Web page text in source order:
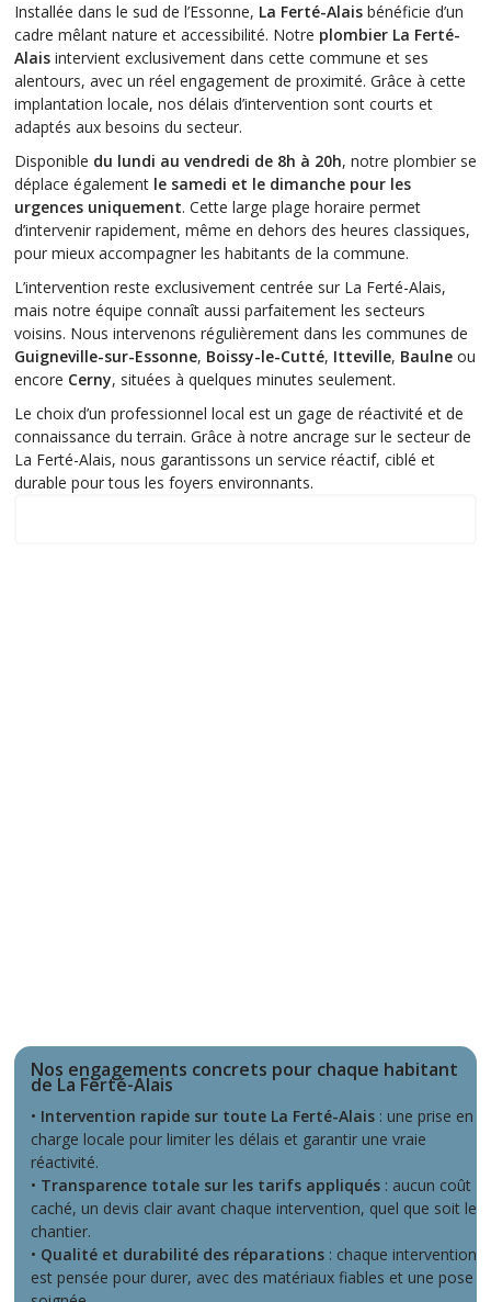
Installée dans le sud de l’Essonne, La Ferté-Alais bénéficie d’un
cadre mêlant nature et accessibilité. Notre plombier La Ferté-
Alais intervient exclusivement dans cette commune et ses
alentours, avec un réel engagement de proximité. Grâce à cette
implantation locale, nos délais d’intervention sont courts et
adaptés aux besoins du secteur.
Disponible du lundi au vendredi de 8h à 20h, notre plombier se
déplace également le samedi et le dimanche pour les
urgences uniquement. Cette large plage horaire permet
d’intervenir rapidement, même en dehors des heures classiques,
pour mieux accompagner les habitants de la commune.
L’intervention reste exclusivement centrée sur La Ferté-Alais,
mais notre équipe connaît aussi parfaitement les secteurs
voisins. Nous intervenons régulièrement dans les communes de
Guigneville-sur-Essonne, Boissy-le-Cutté, Itteville, Baulne ou
encore Cerny, situées à quelques minutes seulement.
Le choix d’un professionnel local est un gage de réactivité et de
connaissance du terrain. Grâce à notre ancrage sur le secteur de
La Ferté-Alais, nous garantissons un service réactif, ciblé et
durable pour tous les foyers environnants.
Nos engagements concrets pour chaque habitant
de La Ferté-Alais
• Intervention rapide sur toute La Ferté-Alais : une prise en
charge locale pour limiter les délais et garantir une vraie
réactivité.
• Transparence totale sur les tarifs appliqués : aucun coût
caché, un devis clair avant chaque intervention, quel que soit le
chantier.
• Qualité et durabilité des réparations : chaque intervention
est pensée pour durer, avec des matériaux fiables et une pose